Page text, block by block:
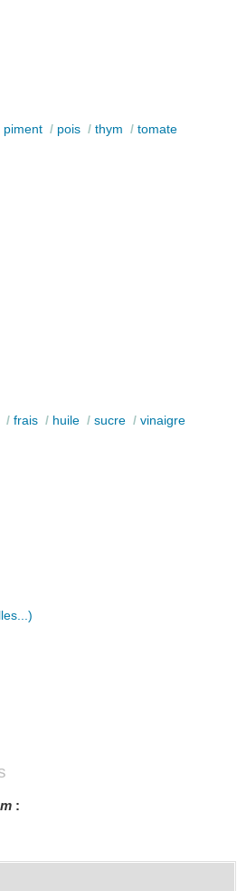
piment / pois /thym /tomate
/frais / huile /sucre /vinaigre
: